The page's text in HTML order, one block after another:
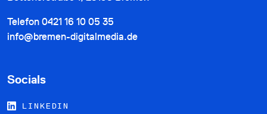
Telefon 0421 16 10 05 35
info@bremen-digitalmedia.de
Socials
LINKEDIN